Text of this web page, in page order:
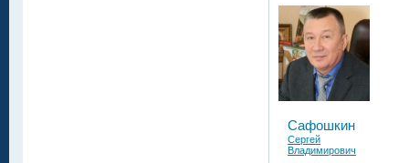
Сафошкин
Сергей
Владимирович